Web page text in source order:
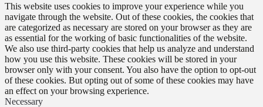
This website uses cookies to improve your experience while you
navigate through the website. Out of these cookies, the cookies that
are categorized as necessary are stored on your browser as they are
as essential for the working of basic functionalities of the website.
We also use third-party cookies that help us analyze and understand
how you use this website. These cookies will be stored in your
browser only with your consent. You also have the option to opt-out
of these cookies. But opting out of some of these cookies may have
an effect on your browsing experience.
Necessary